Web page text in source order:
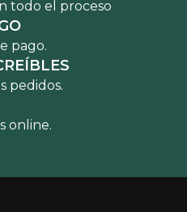
todo el proceso
pago.
pedidos.
online.